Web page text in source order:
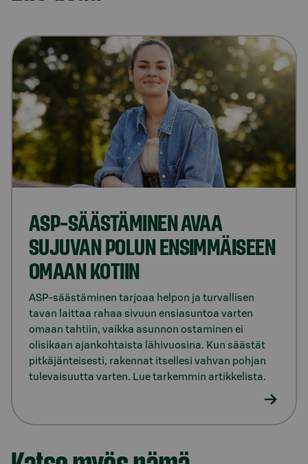
ASP-SÄÄSTÄMINEN AVAA
SUJUVAN POLUN ENSIMMÄISEEN
OMAAN KOTIIN
ASP-säästäminen tarjoaa helpon ja turvallisen
tavan laittaa rahaa sivuun ensiasuntoa varten
omaan tahtiin, vaikka asunnon ostaminen ei
olisikaan ajankohtaista lähivuosina. Kun säästät
pitkäjänteisesti, rakennat itsellesi vahvan pohjan
tulevaisuutta varten. Lue tarkemmin artikkelista.